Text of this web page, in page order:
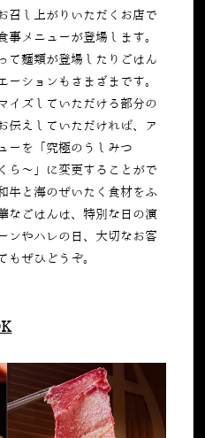
召し上がりいただくお店で
事メニューが登場します。
て麺類が登場したりごはん
ーションもさまざまです。
イズしていただける部分の
伝えしていただければ、ア
ーを「 究極のうしみつ
〜」に変更することがで
牛と海のぜいたく食材をふ
なごはんは、特別な日の演
ンやハレの日、大切なお客
もぜひどうぞ。